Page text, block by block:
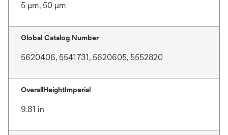
5 μm, 50 μm
Global Catalog Number
5620406, 5541731, 5620605, 5552820
OverallHeightImperial
9.81 in